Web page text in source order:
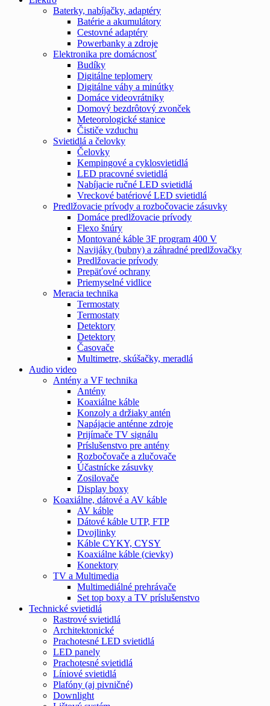
Baterky, nabíjačky, adaptéry
Batérie a akumulátory
Cestovné adaptéry
Powerbanky a zdroje
Elektronika pre domácnosť
Budíky
Digitálne teplomery
Digitálne váhy a minútky
Domáce videovrátniky
Domový bezdrôtový zvonček
Meteorologické stanice
Čističe vzduchu
Svietidlá a čelovky
Čelovky
Kempingové a cyklosvietidlá
LED pracovné svietidlá
Nabíjacie ručné LED svietidlá
Vreckové batériové LED svietidlá
Predlžovacie prívody a rozbočovacie zásuvky
Domáce predlžovacie prívody
Flexo šnúry
Montované káble 3F program 400 V
Navijáky (bubny) a záhradné predlžovačky
Predlžovacie prívody
Prepäťové ochrany
Priemyselné vidlice
Meracia technika
Termostaty
Termostaty
Detektory
Detektory
Časovače
Multimetre, skúšačky, meradlá
Audio video
Antény a VF technika
Antény
Koaxiálne káble
Konzoly a držiaky antén
Napájacie anténne zdroje
Prijímače TV signálu
Príslušenstvo pre antény
Rozbočovače a zlučovače
Účastnícke zásuvky
Zosilovače
Display boxy
Koaxiálne, dátové a AV káble
AV káble
Dátové káble UTP, FTP
Dvojlinky
Káble CYKY, CYSY
Koaxiálne káble (cievky)
Konektory
TV a Multimedia
Multimediálné prehrávače
Set top boxy a TV príslušenstvo
Technické svietidlá
Rastrové svietidlá
Architektonické
Prachotesné LED svietidlá
LED panely
Prachotesné svietidlá
Líniové svietidlá
Plafóny (aj pivničné)
Downlight